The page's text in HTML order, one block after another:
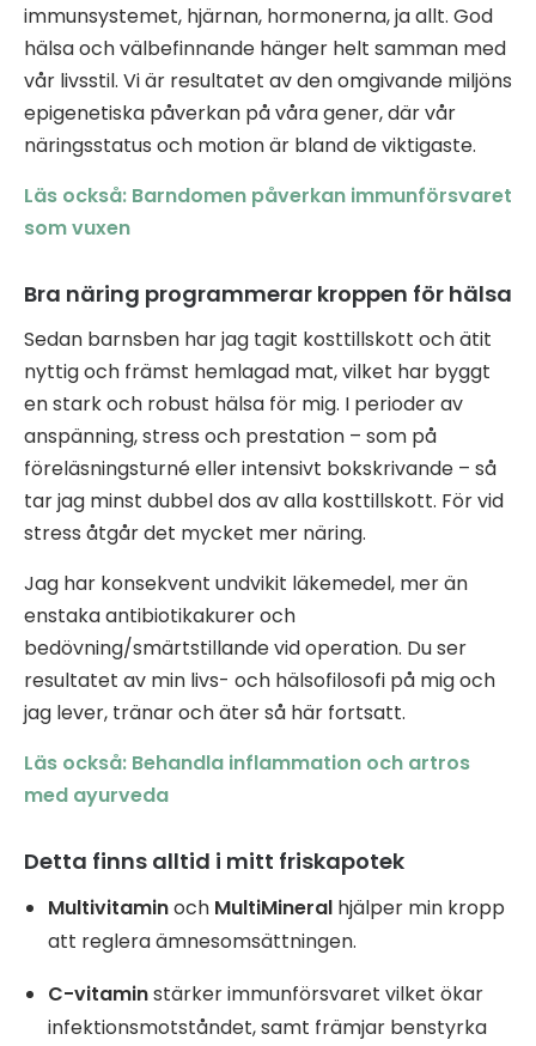
immunsystemet, hjärnan, hormonerna, ja allt. God
hälsa och välbefinnande hänger helt samman med
vår livsstil. Vi är resultatet av den omgivande miljöns
epigenetiska påverkan på våra gener, där vår
näringsstatus och motion är bland de viktigaste.
Läs också: Barndomen påverkan immunförsvaret
som vuxen
Bra näring programmerar kroppen för hälsa
Sedan barnsben har jag tagit kosttillskott och ätit
nyttig och främst hemlagad mat, vilket har byggt
en stark och robust hälsa för mig. I perioder av
anspänning, stress och prestation – som på
föreläsningsturné eller intensivt bokskrivande – så
tar jag minst dubbel dos av alla kosttillskott. För vid
stress åtgår det mycket mer näring.
Jag har konsekvent undvikit läkemedel, mer än
enstaka antibiotikakurer och
bedövning/smärtstillande vid operation. Du ser
resultatet av min livs- och hälsofilosofi på mig och
jag lever, tränar och äter så här fortsatt.
Läs också: Behandla inflammation och artros
med ayurveda
Detta finns alltid i mitt friskapotek
Multivitaminoch MultiMineral hjälper min kropp
att reglera ämnesomsättningen.
C-vitaminstärker immunförsvaret vilket ökar
infektionsmotståndet, samt främjar benstyrka